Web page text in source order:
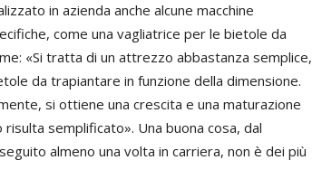
in azienda anche alcune macchine
come una vagliatrice per le bietole da
«Si tratta di un attrezzo abbastanza semplice,
da trapiantare in funzione della dimensione.
si ottiene una crescita e una maturazione
semplificato». Una buona cosa, dal
almeno una volta in carriera, non è dei più